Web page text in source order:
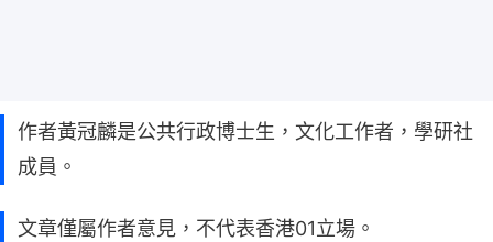
作者黃冠麟是公共行政博士生，文化工作者，學研社
成員。
文章僅屬作者意見，不代表香港01立場。